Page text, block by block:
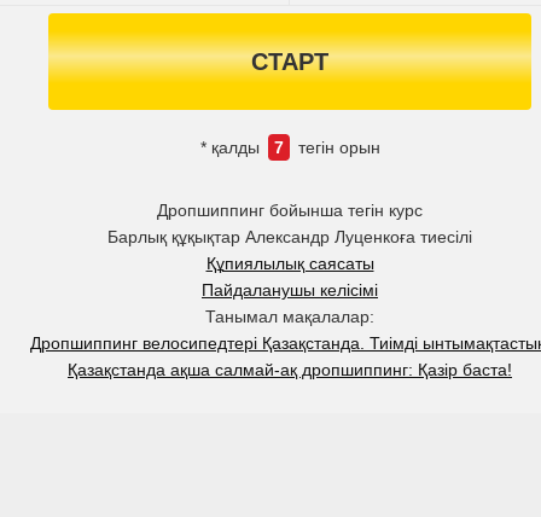
СТАРТ
* қалды 7 тегін орын
Дропшиппинг бойынша тегін курс
Барлық құқықтар Александр Луценкоға тиесілі
Құпиялылық саясаты
Пайдаланушы келісімі
Танымал мақалалар:
Дропшиппинг велосипедтері Қазақстанда. Тиімді
Қазақстанда ақша салмай-ақ дропшиппинг: Қазір баста!